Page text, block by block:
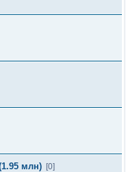
млн) [0]